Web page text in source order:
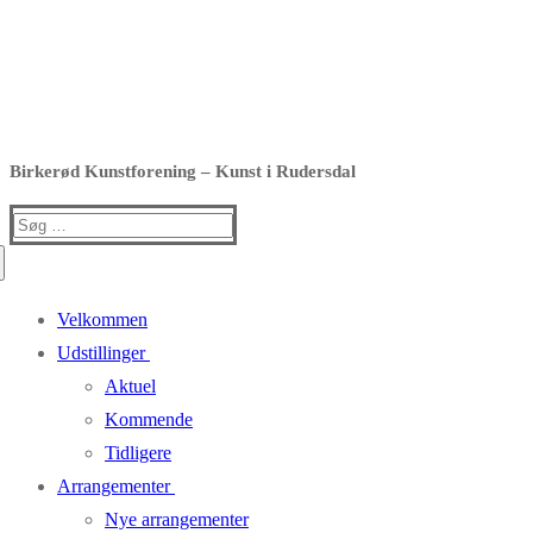
Birkerød Kunstforening – Kunst i Rudersdal
Søg
Velkommen
Udstillinger
Aktuel
Kommende
Tidligere
Arrangementer
Nye arrangementer